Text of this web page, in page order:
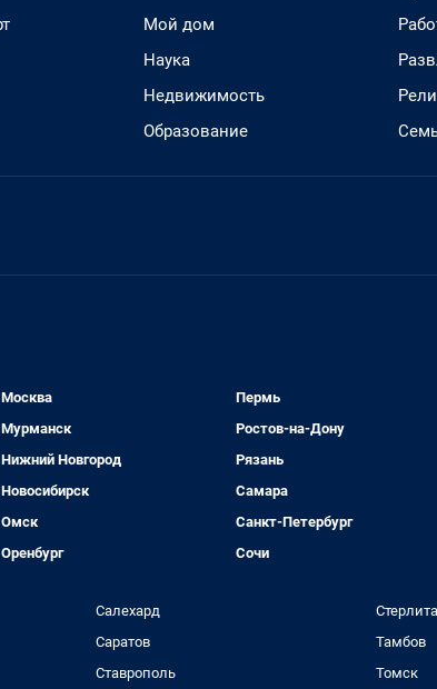
Мой дом
Наука
Недвижимость
Образование
Москва
Мурманск
Нижний Новгород
Новосибирск
Омск
Оренбург
Пермь
Ростов-на-Дону
Рязань
Самара
Санкт-Петербург
Сочи
Салехард
Саратов
Ставрополь
Тамбов
Томск